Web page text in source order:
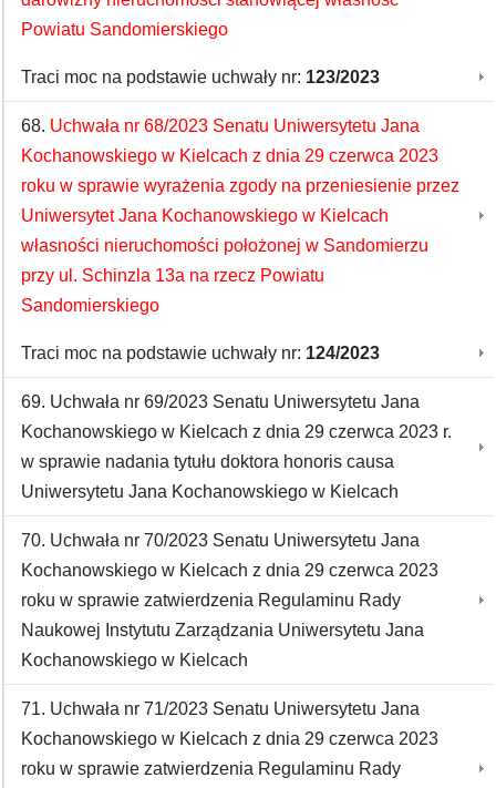
Powiatu Sandomierskiego
Traci moc na podstawie uchwały nr: 123/2023
68. Uchwała nr 68/2023 Senatu Uniwersytetu Jana
Kochanowskiego w Kielcach z dnia 29 czerwca 2023
roku w sprawie wyrażenia zgody na przeniesienie przez
Uniwersytet Jana Kochanowskiego w Kielcach
własności nieruchomości położonej w Sandomierzu
przy ul. Schinzla 13a na rzecz Powiatu
Sandomierskiego
Traci moc na podstawie uchwały nr: 124/2023
69. Uchwała nr 69/2023 Senatu Uniwersytetu Jana
Kochanowskiego w Kielcach z dnia 29 czerwca 2023 r.
w sprawie nadania tytułu doktora honoris causa
Uniwersytetu Jana Kochanowskiego w Kielcach
70. Uchwała nr 70/2023 Senatu Uniwersytetu Jana
Kochanowskiego w Kielcach z dnia 29 czerwca 2023
roku w sprawie zatwierdzenia Regulaminu Rady
Naukowej Instytutu Zarządzania Uniwersytetu Jana
Kochanowskiego w Kielcach
71. Uchwała nr 71/2023 Senatu Uniwersytetu Jana
Kochanowskiego w Kielcach z dnia 29 czerwca 2023
roku w sprawie zatwierdzenia Regulaminu Rady